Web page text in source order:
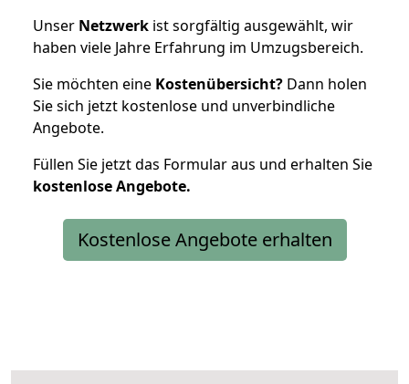
Unser Netzwerk ist sorgfältig ausgewählt, wir
haben viele Jahre Erfahrung im Umzugsbereich.
Sie möchten eine Kostenübersicht? Dann holen
Sie sich jetzt kostenlose und unverbindliche
Angebote.
Füllen Sie jetzt das Formular aus und erhalten Sie
kostenloseAngebote.
Kostenlose Angebote erhalten